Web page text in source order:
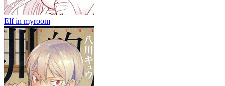
Elf in myroom